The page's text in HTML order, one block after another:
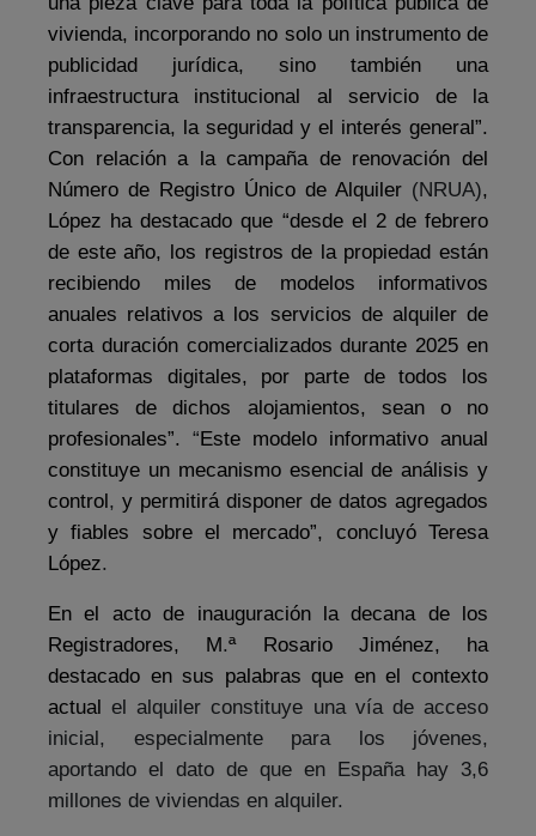
vivienda, incorporando no solo un instrumento de
publicidad jurídica, sino también una
infraestructura institucional al servicio de la
transparencia, la seguridad y el interés general”.
Con relación a la campaña de renovación del
Número de Registro Único de Alquiler (NRUA),
López ha destacado que “desde el 2 de febrero
de este año, los registros de la propiedad están
recibiendo miles de modelos informativos
anuales relativos a los servicios de alquiler de
corta duración comercializados durante 2025 en
plataformas digitales, por parte de todos los
titulares de dichos alojamientos, sean o no
profesionales”. “Este modelo informativo anual
constituye un mecanismo esencial de análisis y
control, y permitirá disponer de datos agregados
y fiables sobre el mercado”, concluyó Teresa
López.
En el acto de inauguración la decana de los
Registradores, M.ª Rosario Jiménez, ha
destacado en sus palabras que en el contexto
actualel alquiler constituye una vía de acceso
inicial, especialmente para los jóvenes,
aportando el dato de que en España hay 3,6
millones de viviendas en alquiler.